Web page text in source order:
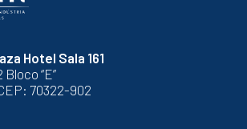
Hotel Sala 161
“E”
70322-902